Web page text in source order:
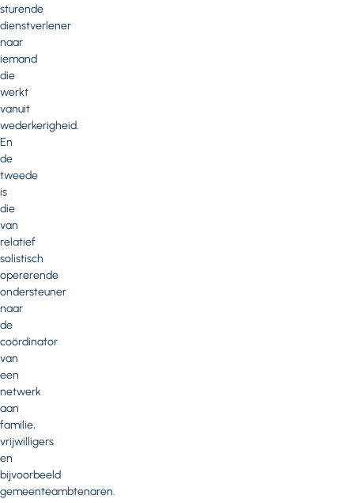
sturende
dienstverlener
naar
iemand
die
werkt
vanuit
wederkerigheid.
En
de
tweede
is
die
van
relatief
solistisch
opererende
ondersteuner
naar
de
coördinator
van
een
netwerk
aan
familie,
vrijwilligers
en
bijvoorbeeld
gemeenteambtenaren.